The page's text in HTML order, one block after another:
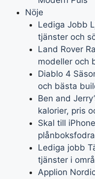
Nöje
Lediga Jobb
tjänster och
Land Rover
modeller och
Diablo 4
och bästa
Ben and
kalorier, pris
Skal till
Lediga jobb
tjänster i
Applion